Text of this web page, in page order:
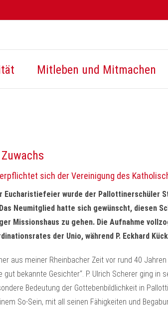
Mitleben und Mitmachen
sich der Vereinigung des
Eucharistiefeier wurde der Pallottinerschüler
Neumitglied hatte sich gewünscht, diesen
Missionshaus zu gehen. Die Aufnahme
der Unio, während P. Eckhard
aus meiner Rheinbacher Zeit vor rund 40
gut bekannte Gesichter“. P. Ulrich Scherer ging in
Bedeutung der Gottebenbildlichkeit in
So-Sein, mit all seinen Fähigkeiten und